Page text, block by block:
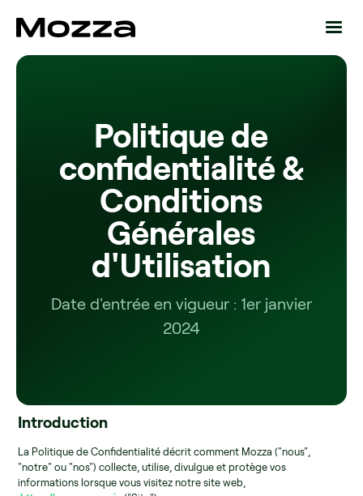
Politique de
confidentialité &
Conditions
Générales
d'Utilisation
Date d'entrée en vigueur : 1er janvier
2024
Introduction
La Politique de Confidentialité décrit comment Mozza ("nous",
"notre" ou "nos") collecte, utilise, divulgue et protège vos
informations lorsque vous visitez notre site web,